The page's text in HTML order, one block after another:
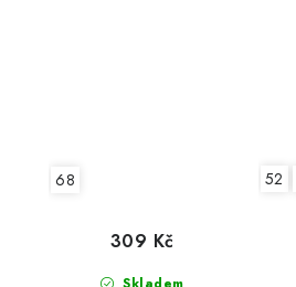
68
309 Kč
52